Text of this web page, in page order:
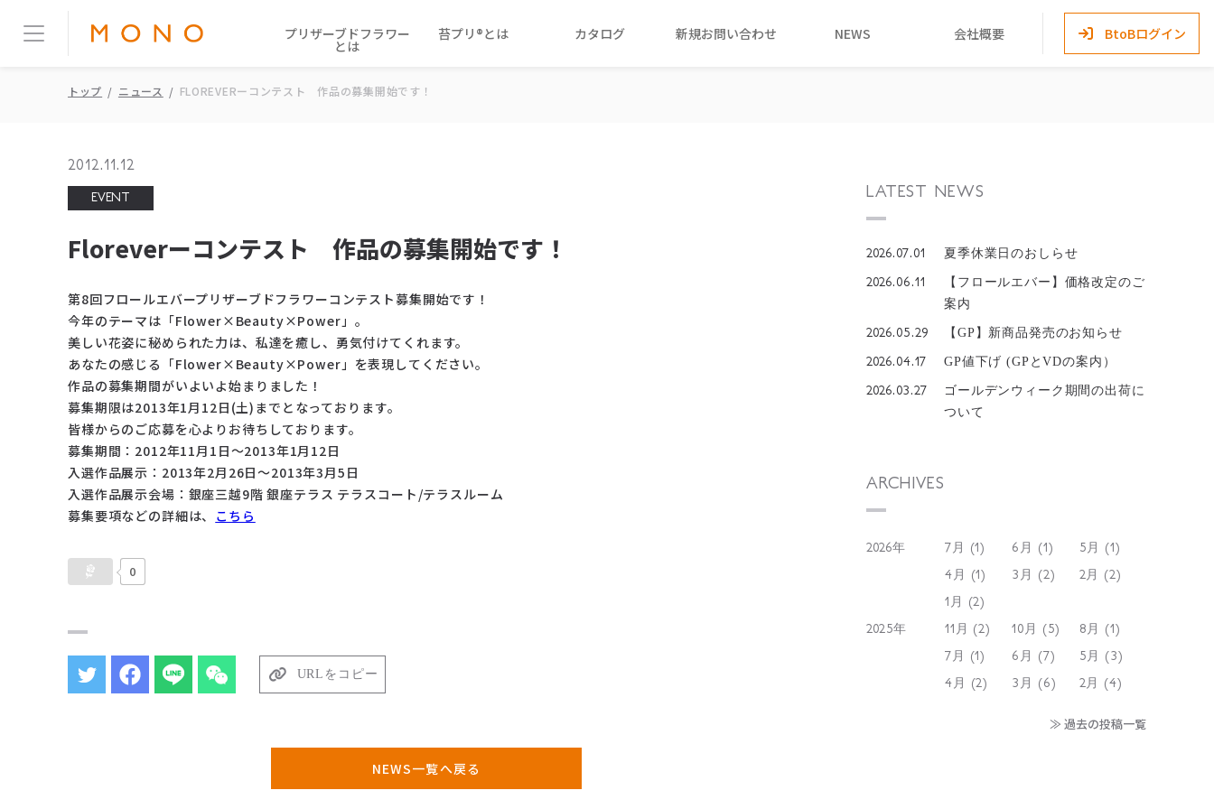
プリザーブドフラワー
とは
苔プリ®とは カタログ 新規お問い合わせ NEWS 会社概要 BtoBログイン
トップ ニュース FLOREVERーコンテスト 作品の募集開始です！
2012.11.12
EVENT
Floreverーコンテスト 作品の募集開始です！
第8回フロールエバープリザーブドフラワーコンテスト募集開始です！
今年のテーマは「Flower×Beauty×Power」。
美しい花姿に秘められた力は、私達を癒し、勇気付けてくれます。
あなたの感じる「Flower×Beauty×Power」を表現してください。
作品の募集期間がいよいよ始まりました！
募集期限は2013年1月12日(土)までとなっております。
皆様からのご応募を心よりお待ちしております。
募集期間：2012年11月1日～2013年1月12日
入選作品展示：2013年2月26日～2013年3月5日
入選作品展示会場：銀座三越9階 銀座テラス テラスコート/テラスルーム
募集要項などの詳細は、 こちら
0
URLをコピー
NEWS一覧へ戻る
LATEST NEWS
2026.07.01 夏季休業日のおしらせ
2026.06.11
【フロールエバー】価格改定のご
案内
2026.05.29 【GP】新商品発売のお知らせ
2026.04.17 GP値下げ (GPとVDの案内）
2026.03.27
ゴールデンウィーク期間の出荷に
ついて
ARCHIVES
2026年 7月 (1) 6月 (1)
5月 (1)
4月 (1)
3月 (2)
2月 (2)
1月 (2)
2025年
11月 (2) 10月 (5)
8月 (1)
7月 (1)
6月 (7)
5月 (3)
4月 (2)
3月 (6) 2月 (4)
≫ 過去の投稿一覧